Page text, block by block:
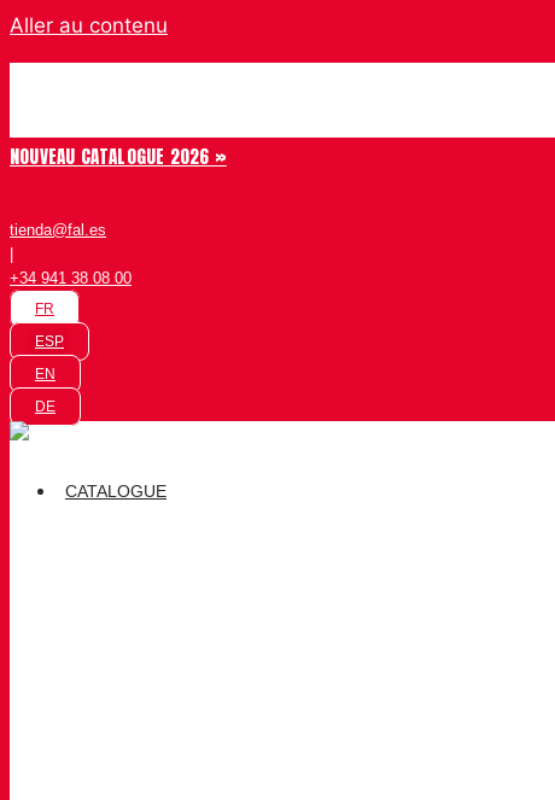
Aller au contenu
NOUVEAU CATALOGUE 2026 »
tienda@fal.es
+34 941 38 08 00
FR
ESP
EN
DE
CATALOGUE